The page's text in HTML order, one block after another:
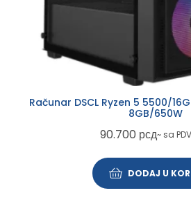
Računar DSCL Ryzen 5 5500/
8GB/650W
90.700 рсд~ sa
DODAJ U